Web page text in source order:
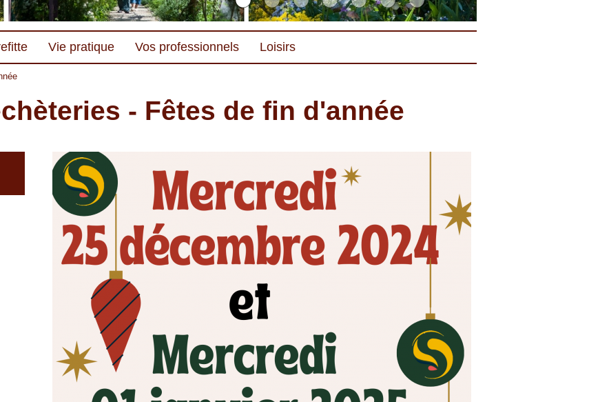
Vie pratique Vos professionnels Loisirs
- Fêtes de fin d'année